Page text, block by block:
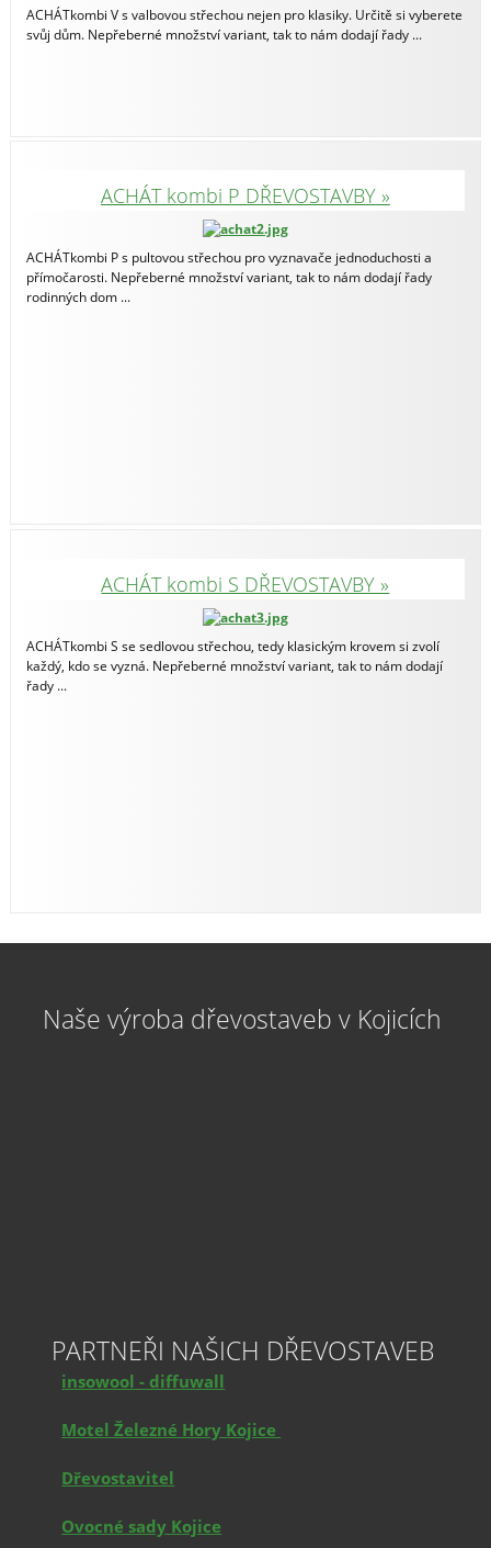
ACHÁTkombi V s valbovou střechou nejen pro klasiky. Určitě si vyberete
svůj dům. Nepřeberné množství variant, tak to nám dodají řady ...
ACHÁT kombi P DŘEVOSTAVBY »
ACHÁTkombi P s pultovou střechou pro vyznavače jednoduchosti a
přímočarosti. Nepřeberné množství variant, tak to nám dodají řady
rodinných dom ...
ACHÁT kombi S DŘEVOSTAVBY »
ACHÁTkombi S se sedlovou střechou, tedy klasickým krovem si zvolí
každý, kdo se vyzná. Nepřeberné množství variant, tak to nám dodají
řady ...
Naše výroba dřevostaveb v Kojicích
PARTNEŘI NAŠICH DŘEVOSTAVEB
insowool - diffuwall
Motel Železné Hory Kojice
Dřevostavitel
Ovocné sady Kojice